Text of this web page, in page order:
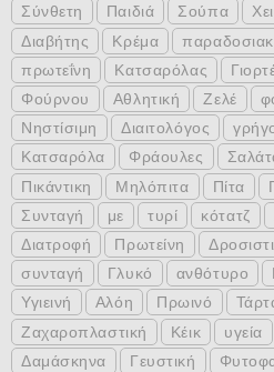
Σύνθετη
Παιδιά Σούπα
Διαβήτης
Κρέμα
πρωτεΐνη
Κατσαρόλας
Φούρνου
Αθλητική Ζελέ
Νηστίσιμη
Διαιτολόγος
Κατσαρόλα
Φράουλες
Πικάντικη
Μηλόπιτα Πίτα
Συνταγή
με τυρί κότατζ
Διατροφή
Πρωτείνη
συνταγή
Γλυκό ανθότυρο
Υγιεινή
Αλόη Πρωινό
Ζαχαροπλαστική
Κέικ υγεία
Δαμάσκηνα
Γευστική